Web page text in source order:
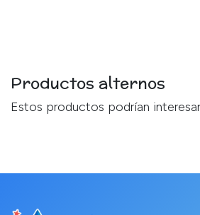
Productos alternos
Estos productos podrían